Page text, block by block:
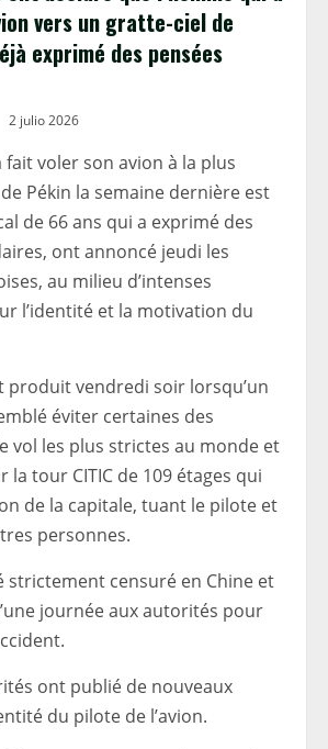
vers un gratte-ciel de
exprimé des pensées
2 julio 2026
fait voler son avion à la plus
Pékin la semaine dernière est
de 66 ans qui a exprimé des
ont annoncé jeudi les
au milieu d’intenses
l’identité et la motivation du
produit vendredi soir lorsqu’un
éviter certaines des
vol les plus strictes au monde et
la tour CITIC de 109 étages qui
de la capitale, tuant le pilote et
personnes.
strictement censuré en Chine et
journée aux autorités pour
ont publié de nouveaux
du pilote de l’avion.